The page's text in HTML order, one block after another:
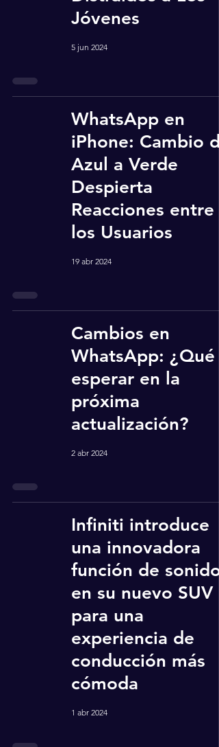
Jóvenes
5 jun 2024
WhatsApp en
iPhone: Cambio
Azul a Verde
Despierta
Reacciones entre
los Usuarios
19 abr 2024
Cambios en
WhatsApp: ¿Qué
esperar en la
próxima
actualización?
2 abr 2024
Infiniti introduce
una innovadora
función de sonido
en su nuevo SUV
para una
experiencia de
conducción más
cómoda
1 abr 2024